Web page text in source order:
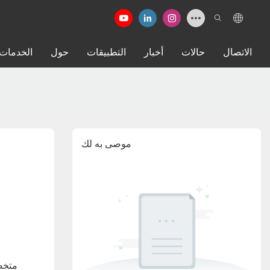
حول التطبيقات أخبار حالات الاتصال
موصى به لك